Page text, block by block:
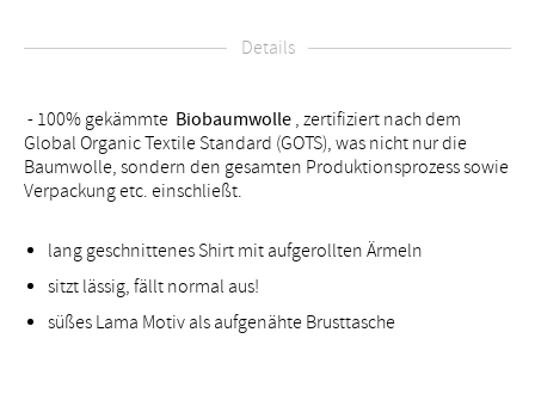
Details
- 100% gekämmte Biobaumwolle , zertifiziert nach dem
Global Organic Textile Standard (GOTS), was nicht nur die
Baumwolle, sondern den gesamten Produktionsprozess sowie
Verpackung etc. einschließt.
lang geschnittenes Shirt mit aufgerollten Ärmeln
sitzt lässig, fällt normal aus!
süßes Lama Motiv als aufgenähte Brusttasche